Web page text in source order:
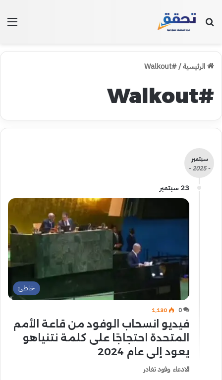
بحث عن
الرئيسية/
#Walkout
#Walkout
سبتمبر
- 2025 -
23 سبتمبر
خاطئ
0 1٬130
فيديو انسحاب الوفود من قاعة الأمم
المتحدة احتجاجًا على كلمة نتنياهو
يعود إلى عام 2024
الادعاء وفود تغادر